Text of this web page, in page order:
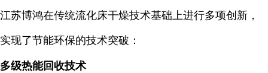
江苏博鸿在传统流化床干燥技术基础上进行多项创新，
实现了节能环保的技术突破：
多级热能回收技术